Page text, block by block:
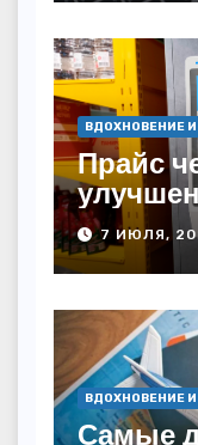
ВДОХНОВЕНИЕ
Прайс
7 ИЮЛЯ,
ВДОХНОВЕНИЕ
Самые